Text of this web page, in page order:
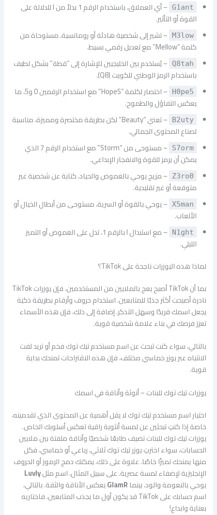
G1ant
– أي العملاق، باستخدام الرقم 1 بدلاً من I للدلالة على
القوة أو التأثير.
M3low – تشير إلى شخصية هادئة أو رومانسية، مستوحاة من
كلمة “Mellow” مع تعديل رقمي بسيط.
Q8tah
– يُستخدم بين الخليجيين للإشارة إلى “قطة” بشكل لطيف
باستخدام الرمز الوطني للكويت (Q8).
H0pe5
– اختصار لكلمة “HopeS” مع استخدام الرقمين 0 و5، ما
يعكس التفاؤل والطموح.
B2uty
– تعني “Beauty” لكن بطريقة مختصرة ومميزة، مناسبة
لصناع المحتوى الجمالي.
S7orm
– مستوحى من “Storm” مع استخدام الرقم 7 الذي
يمكن أن يرمز للقوة والانفجار الإبداعي.
Z3ro0
– مزيج يوحي بالغموض والحياد، كناية عن شخصية غير
متوقعة أو غير تقليدية.
X5man
– يوحي بالقوة أو السرية، مستوحى من أبطال الخيال أو
الألعاب.
N1ght
– مع استبدال I بالرقم 1، تدل على الغموض أو التميز
الليلي.
لماذا هذه اليوزرات ناجحة على TikTok؟
بما أن TikTok أصبح يعج بالملايين من المستخدمين، فإن يوزرات TikTok
نادرة أصبحت أكثر جذبًا للمتابعين. استخدام حروف وأرقام بطريقة ذكية
يجعل اسمك فريدًا وسهل التذكر. إضافة إلى ذلك، فإن هذه الأسماء
تعزز فرصك في بناء علامة شخصية قوية.
بالتالي، سواء كنت تبحث عن اسم مستخدم تيك توك فخم أو تريد لفت
الانتباه عبر يوزر خماسي مختلف، فإن هذه الاقتراحات تمنحك بداية
قوية.
يوزرات تيك توك للبنات – أنوثة وأناقة في اسمك
اختيار اسم مستخدم تيك توك لا يقل أهمية عن المحتوى الذي تقدمينه،
خاصة إذا كنتِ تبحثين عن لمسة أنثوية راقية تعكس أسلوبك الخاص.
يوزرات تيك توك للبنات تضيف طابعًا شخصيًا وأناقة ملفتة بين ملايين
الحسابات، سواء اخترتِ يوزر تيك توك ثلاثي، رباعي أو خماسي، فكل
منها يمنحك تميزًا خاصًا. علاوة على ذلك، يمكنك دمج الرموز أو الحروف
الإنجليزية لإضفاء لمسة عصرية. على سبيل المثال، اسم مثلLuvly
يوحي بالنعومة والود، بينما GlamRيعكس الأناقة والثقة. بالتالي،
اسم حسابك على TikTok قد يكون أول ما يجذب المتابعين، فاختاريه
بعناية وابداع!